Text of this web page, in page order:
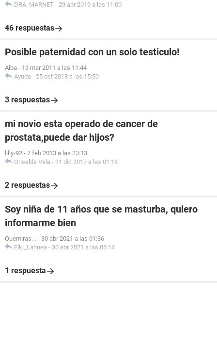
DRA. MARNET - 29 abr 2019 a las 11:00
46 respuestas
Posible paternidad con un solo testiculo!
Alba - 19 mar 2011 a las 11:44
Ayuda - 25 oct 2018 a las 15:50
3 respuestas
mi novio esta operado de cancer de
prostata,puede dar hijos?
lilly-92 - 7 feb 2013 a las 23:13
Griselda Vela - 31 dic 2017 a las 01:18
2 respuestas
Soy niña de 11 años que se masturba, quiero
informarme bien
Quemiras.-. - 30 abr 2021 a las 01:36
Elki_Lahuea - 30 abr 2021 a las 06:14
1 respuesta